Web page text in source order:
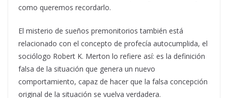
como queremos recordarlo.
El misterio de sueños premonitorios también está
relacionado con el concepto de profecía autocumplida, el
sociólogo Robert K. Merton lo refiere así: es la definición
falsa de la situación que genera un nuevo
comportamiento, capaz de hacer que la falsa concepción
original de la situación se vuelva verdadera.